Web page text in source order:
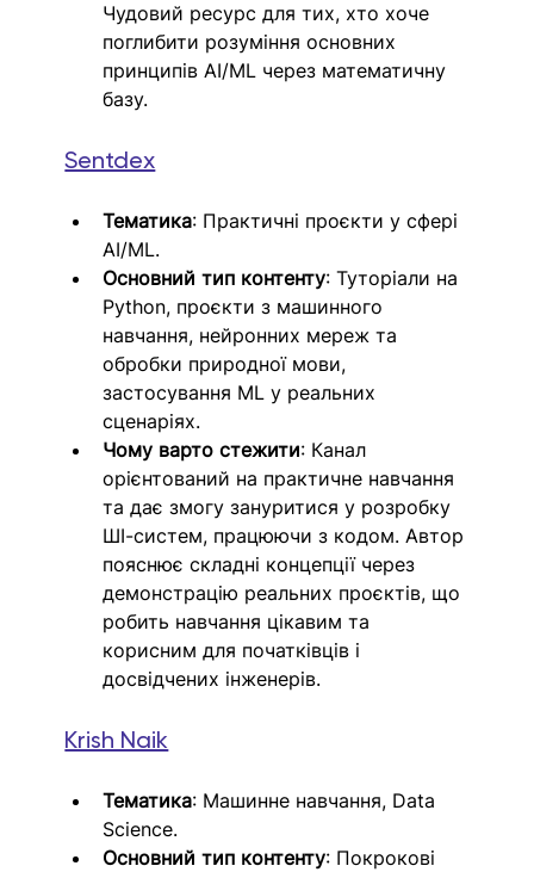
Чудовий ресурс для тих, хто хоче
поглибити розуміння основних
принципів AI/ML через математичну
базу.
Sentdex
Тематика: Практичні проєкти у сфері
AI/ML.
Основний тип контенту: Туторіали на
Python, проєкти з машинного
навчання, нейронних мереж та
обробки природної мови,
застосування ML у реальних
сценаріях.
Чому варто стежити: Канал
орієнтований на практичне навчання
та дає змогу зануритися у розробку
ШІ-систем, працюючи з кодом. Автор
пояснює складні концепції через
демонстрацію реальних проєктів, що
робить навчання цікавим та
корисним для початківців і
досвідчених інженерів.
Krish Naik
Тематика: Машинне навчання, Data
Science.
Основний тип контенту: Покрокові